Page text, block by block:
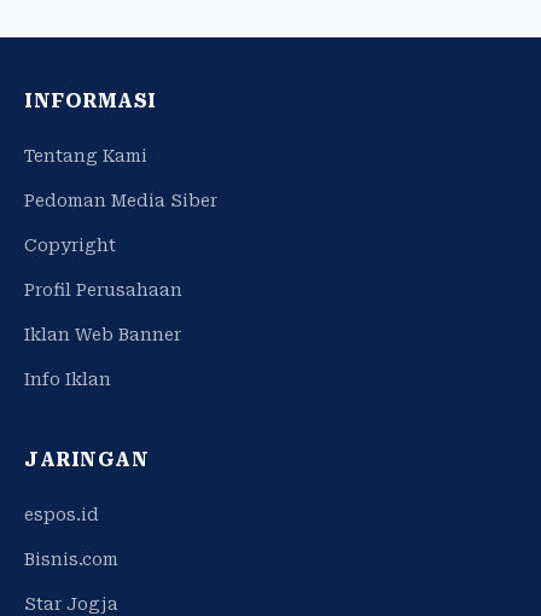
INFORMASI
Tentang Kami
Pedoman Media Siber
Copyright
Profil Perusahaan
Iklan Web Banner
Info Iklan
JARINGAN
espos.id
Bisnis.com
Star Jogja